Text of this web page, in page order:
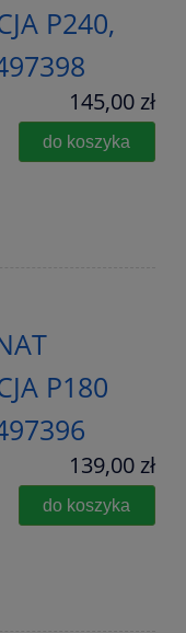
P240,
145,00 zł
do koszyka
P180
139,00 zł
do koszyka